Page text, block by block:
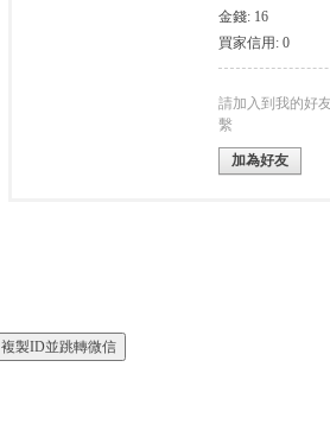
金錢: 16
買家信用: 0
請加入到我的好
繫
加為好友
複製ID並跳轉微信